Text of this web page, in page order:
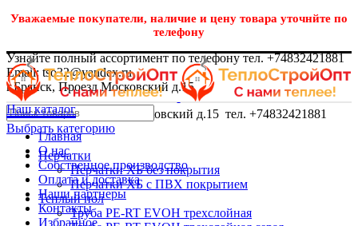
Уважаемые покупатели, наличие и цену товара уточнйте по
телефону
Узнайте полный ассортимент по телефону тел. +74832421881
Email: tso32@yandex.ru
г.Брянск, Проезд Московский д.15
г.Брянск, Проезд Московский д.15 тел. +74832421881
Выбрать категорию
Перчатки
Перчатки ХБ без покрытия
Перчатки ХБ с ПВХ покрытием
Теплый пол
Труба PE-RT EVOH трехслойная
Наш каталог
Главная
О нас
Собственное производство
Оплата и доставка
Наши партнеры
Контакты
Избранное